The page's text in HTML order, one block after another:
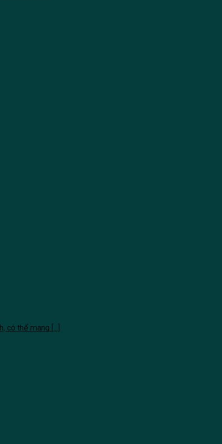
có thể mang [...]